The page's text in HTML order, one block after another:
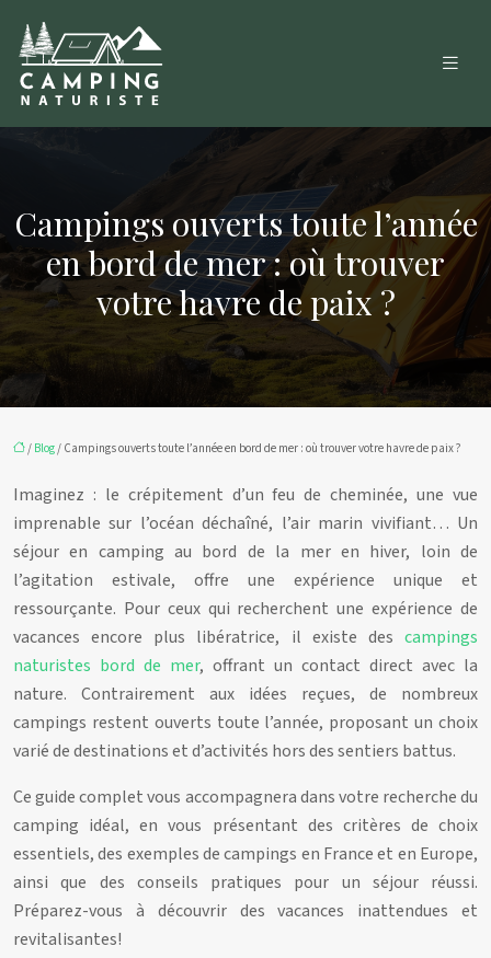
Campings ouverts toute l’année
en bord de mer : où trouver
votre havre de paix ?
/ Blog/ Campings ouverts toute l’année en bord de mer : où trouver votre havre de paix ?
Imaginez : le crépitement d’un feu de cheminée, une vue
imprenable sur l’océan déchaîné, l’air marin vivifiant… Un
séjour en camping au bord de la mer en hiver, loin de
l’agitation estivale, offre une expérience unique et
ressourçante. Pour ceux qui recherchent une expérience de
vacances encore plus libératrice, il existe des campings
naturistes bord de mer, offrant un contact direct avec la
nature. Contrairement aux idées reçues, de nombreux
campings restent ouverts toute l’année, proposant un choix
varié de destinations et d’activités hors des sentiers battus.
Ce guide complet vous accompagnera dans votre recherche du
camping idéal, en vous présentant des critères de choix
essentiels, des exemples de campings en France et en Europe,
ainsi que des conseils pratiques pour un séjour réussi.
Préparez-vous à découvrir des vacances inattendues et
revitalisantes!